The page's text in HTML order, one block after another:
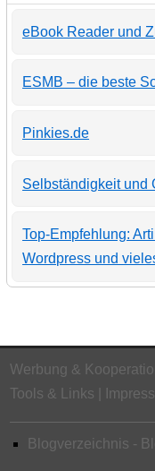
eBook Reader und
ESMB – die beste
Pinkies.de
Selbständigkeit und
Top-Empfehlung:
Wordpress und
Werbung &
Tools & Links
Blogverzeichnis -